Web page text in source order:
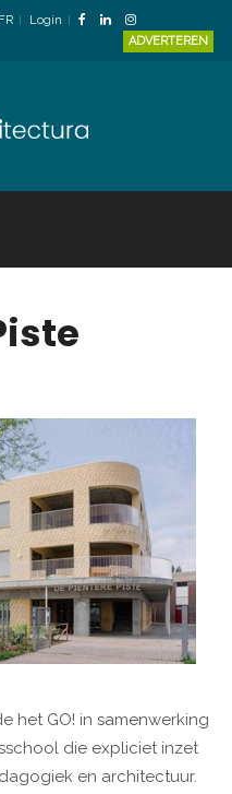
FR
Login
ADVERTEREN
het GO! in samenwerking
die expliciet inzet
en architectuur.